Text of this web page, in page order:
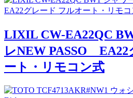
LIXIL CW-EA22QC
レNEW PASSO EA22
ート・リモコン式